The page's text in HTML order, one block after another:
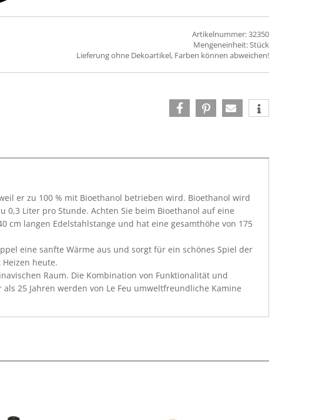
Artikelnummer: 32350
Mengeneinheit: Stück
Lieferung ohne Dekoartikel, Farben können abweichen!
er zu 100 % mit Bioethanol betrieben wird. Bioethanol wird
Liter pro Stunde. Achten Sie beim Bioethanol auf eine
cm langen Edelstahlstange und hat eine gesamthöhe von 175
eine sanfte Wärme aus und sorgt für ein schönes Spiel der
heute.
Raum. Die Kombination von Funktionalität und
25 Jahren werden von Le Feu umweltfreundliche Kamine